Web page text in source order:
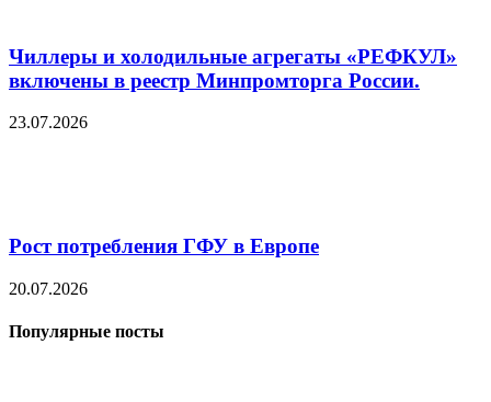
Чиллеры и холодильные агрегаты «РЕФКУЛ»
включены в реестр Минпромторга России.
23.07.2026
Рост потребления ГФУ в Европе
20.07.2026
Популярные посты